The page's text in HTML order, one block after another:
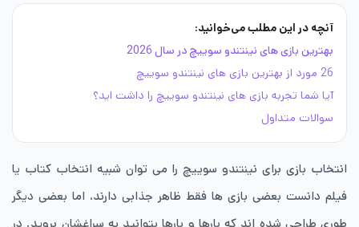
آنچه در این مطلب می‌خوانید:
بهترین بازی های نینتندو سوییچ در سال 2026
26 مورد از بهترین بازی های نینتندو سوییچ
آیا شما تجربه بازی های نینتندو سوییچ را داشت اید؟
سوالات متداول
انتخاب بازی برای نینتندو سوییچ را می توان شبیه انتخاب کتاب یا
فیلم دانست بعضی بازی ها فقط ظاهر جذابی دارند، اما بعضی دیگر
طوری طراحی شده اند که بارها و بارها بتوانید به سراغشان بروید. در